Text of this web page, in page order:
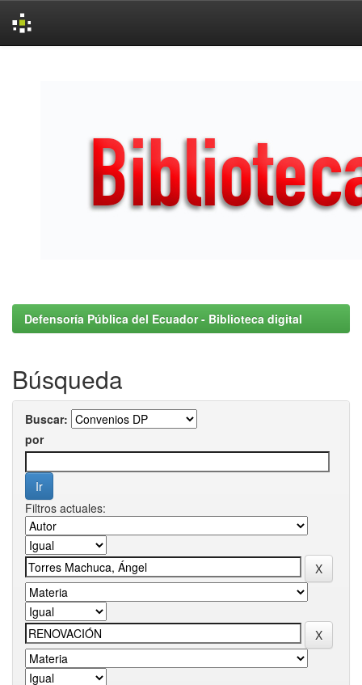
Defensoría Pública del Ecuador - Biblioteca digital
Búsqueda
Buscar:
por
Filtros actuales: